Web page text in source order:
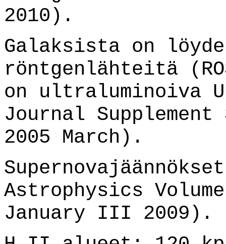
2010).
Galaksista on
röntgenlähteitä
on ultraluminoiva
Journal
2005 March).
Astrophysics
January III 2009).